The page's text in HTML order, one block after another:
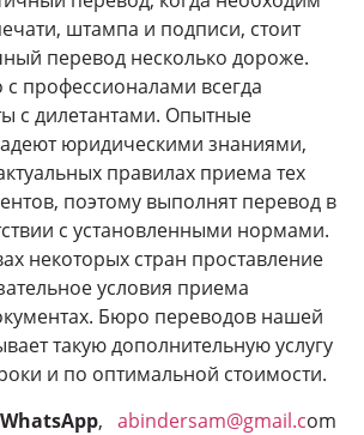
штампа и подписи, стоит
перевод несколько дороже.
с профессионалами всегда
с дилетантами. Опытные
юридическими знаниями,
правилах приема тех
поэтому выполнят перевод в
с установленными нормами.
некоторых стран проставление
условия приема
Бюро переводов нашей
такую дополнительную услугу
и по оптимальной стоимости.
, abindersam@gmail.com